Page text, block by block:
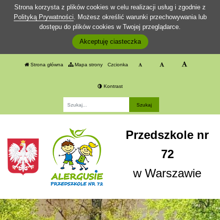
Strona korzysta z plików cookies w celu realizacji usług i zgodnie z
Polityką Prywatności. Możesz określić warunki przechowywania lub
dostępu do plików cookies w Twojej przeglądarce.
Akceptuję ciasteczka
Strona główna Mapa strony Czcionka
Kontrast
Przedszkole nr
72
w Warszawie